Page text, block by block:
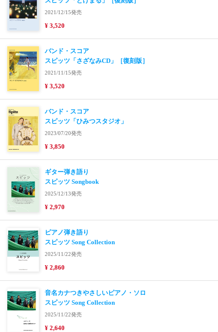
2021/12/15発売
¥ 3,520
バンド・スコア
スピッツ「さざなみCD」［復刻版］
2021/11/15発売
¥ 3,520
バンド・スコア
スピッツ「ひみつスタジオ」
2023/07/20発売
¥ 3,850
ギター弾き語り
スピッツ Songbook
2025/12/13発売
¥ 2,970
ピアノ弾き語り
スピッツ Song Collection
2025/11/22発売
¥ 2,860
音名カナつきやさしいピアノ・ソロ
スピッツ Song Collection
2025/11/22発売
¥ 2,640